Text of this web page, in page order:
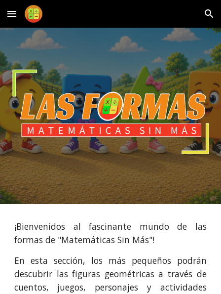
Skip to main content Skip to navigation
¡Bienvenidos al fascinante mundo de las
formas de "Matemáticas Sin Más"!
En esta sección, los más pequeños podrán
descubrir las figuras geométricas a través de
cuentos, juegos, personajes y actividades